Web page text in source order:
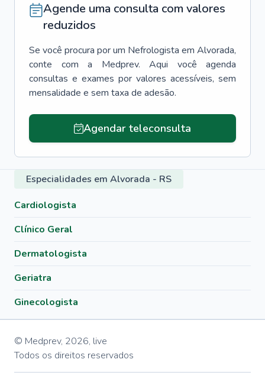
Agende uma consulta com valores
reduzidos
Se você procura por um Nefrologista em Alvorada,
conte com a Medprev. Aqui você agenda
consultas e exames por valores acessíveis, sem
mensalidade e sem taxa de adesão.
Agendar teleconsulta
Especialidades em Alvorada - RS
Cardiologista
Clínico Geral
Dermatologista
Geriatra
Ginecologista
© Medprev, 2026, live
Todos os direitos reservados